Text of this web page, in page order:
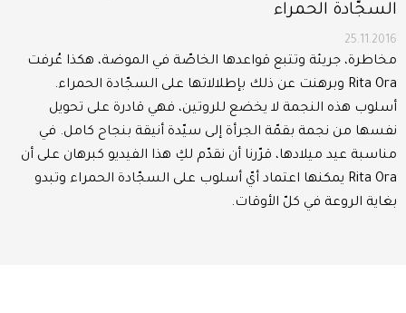
السجّادة الحمراء
25.11.2016
مخاطرة، جريئة وتتبع قواعدها الخاصّة في الموضة، هكذا عُرفت
Rita Ora وبرهنت عن ذلك بإطلالاتها على السجّادة الحمراء.
أسلوب هذه النجمة لا يخضع للروتين، فهي قادرة على تحويل
نفسها من نجمة بقمّة الجرأة إلى سيّدة أنيقة بنجاح كامل. في
مناسبة عيد ميلادها، قرّرنا أن نقدّم لكِ هذا الفيديو كبرهان على أن
Rita Ora يمكنها اعتماد أيّ أسلوب على السجّادة الحمراء وتبدو
بغاية الروعة في كلّ الأوقات.